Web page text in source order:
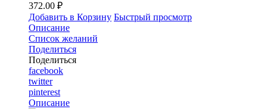
372.00 ₽
Добавить в Корзину Быстрый просмотр
Описание
Список желаний
Поделиться
Поделиться
facebook
twitter
pinterest
Описание